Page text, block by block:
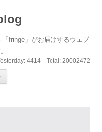
fringe」がお届けするウェブ
4414 Total: 20002472